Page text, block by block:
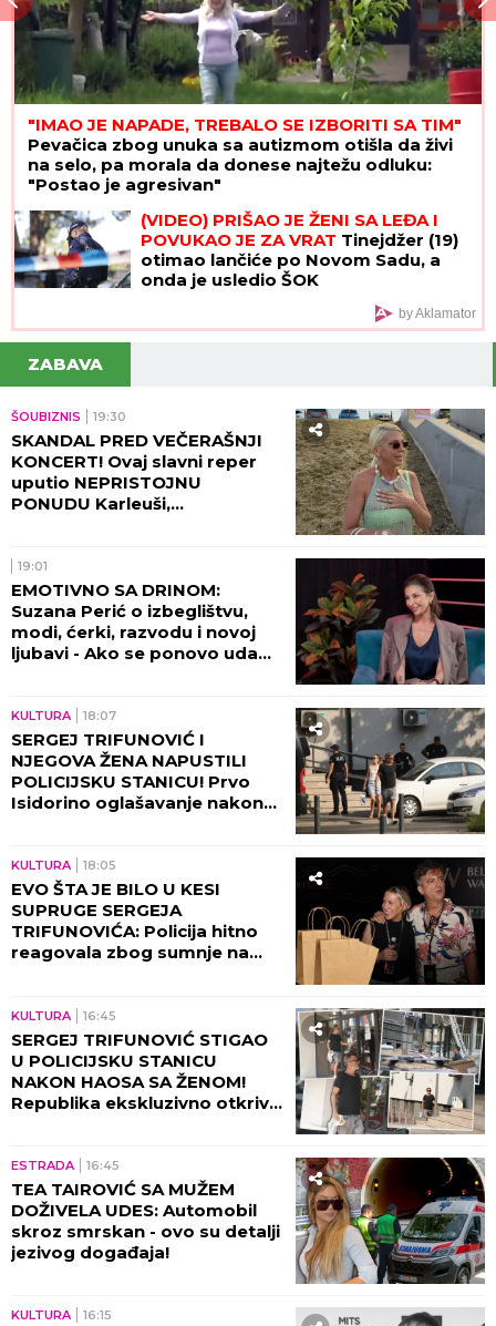
"IMAO JE NAPADE, TREBALO SE IZBORITI SA TIM"
Pevačica zbog unuka sa autizmom otišla da živi
na selo, pa morala da donese najtežu odluku:
"Postao je agresivan"
(VIDEO) PRIŠAO JE ŽENI SA LEĐA I
POVUKAO JE ZA VRAT Tinejdžer (19)
otimao lančiće po Novom Sadu, a
onda je usledio ŠOK
by Aklamator
ZABAVA
ŠOUBIZNIS 19:30
SKANDAL PRED VEČERAŠNJI
KONCERT! Ovaj slavni reper
uputio NEPRISTOJNU
PONUDU Karleuši,
19:01
EMOTIVNO SA DRINOM:
Suzana Perić o izbeglištvu,
modi, ćerki, razvodu i novoj
ljubavi - Ako se ponovo udam,
KULTURA 18:07
SERGEJ TRIFUNOVIĆ I
NJEGOVA ŽENA NAPUSTILI
POLICIJSKU STANICU! Prvo
Isidorino oglašavanje nakon
KULTURA 18:05
EVO ŠTA JE BILO U KESI
SUPRUGE SERGEJA
TRIFUNOVIĆA: Policija hitno
reagovala zbog sumnje na
KULTURA 16:45
SERGEJ TRIFUNOVIĆ STIGAO
U POLICIJSKU STANICU
NAKON HAOSA SA ŽENOM!
Republika ekskluzivno otkriva
ESTRADA 16:45
TEA TAIROVIĆ SA MUŽEM
DOŽIVELA UDES: Automobil
skroz smrskan - ovo su detalji
jezivog događaja!
KULTURA 16:15